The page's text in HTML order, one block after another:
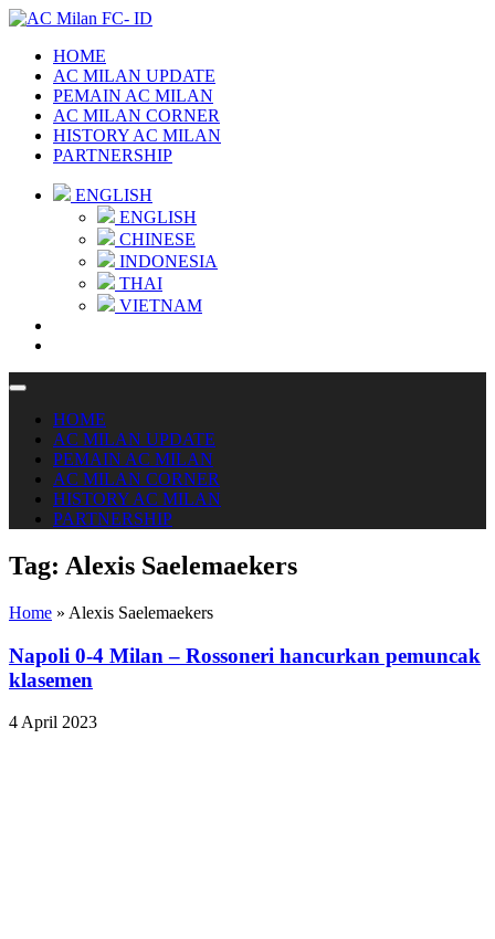
HOME
AC MILAN UPDATE
PEMAIN AC MILAN
AC MILAN CORNER
HISTORY AC MILAN
PARTNERSHIP
ENGLISH
ENGLISH
CHINESE
INDONESIA
THAI
VIETNAM
HOME
AC MILAN UPDATE
PEMAIN AC MILAN
AC MILAN CORNER
HISTORY AC MILAN
PARTNERSHIP
Tag: Alexis Saelemaekers
Home » Alexis Saelemaekers
Napoli 0-4 Milan – Rossoneri hancurkan pemuncak
klasemen
4 April 2023